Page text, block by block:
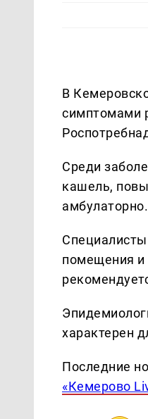
В
симптомами
Среди
кашель,
амбулаторно.
помещения и
характерен
Последние
«Кемерово